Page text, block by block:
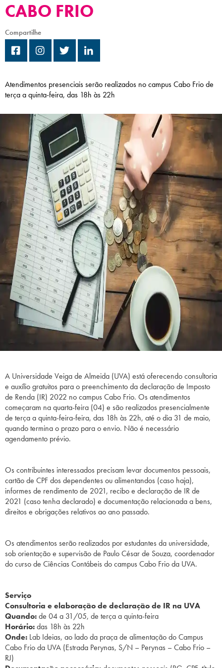
Campi/Unidades
Atendimento (21) 2574 8888
Conclua sua Matrícula
INSCREVA-SE SOLICITE INFORMAÇÕES
ÁREA DO ALUNO LOGIN
CABO FRIO
Compartilhe
Atendimentos presenciais serão realizados no campus Cabo Frio de
terça a quinta-feira, das 18h às 22h
A Universidade Veiga de Almeida (UVA) está oferecendo consultoria
e auxílio gratuitos para o preenchimento da declaração de Imposto
de Renda (IR) 2022 no campus Cabo Frio. Os atendimentos
começaram na quarta-feira (04) e são realizados presencialmente
de terça a quinta-feira-feira, das 18h às 22h, até o dia 31 de maio,
quando termina o prazo para o envio. Não é necessário
agendamento prévio.
Os contribuintes interessados precisam levar documentos pessoais,
cartão de CPF dos dependentes ou alimentandos (caso haja),
informes de rendimento de 2021, recibo e declaração de IR de
2021 (caso tenha declarado) e documentação relacionada a bens,
direitos e obrigações relativos ao ano passado.
Os atendimentos serão realizados por estudantes da universidade,
sob orientação e supervisão de Paulo César de Souza, coordenador
do curso de Ciências Contábeis do campus Cabo Frio da UVA.
Serviço
Consultoria e elaboração de declaração de IR na UVA
Quando:de 04 a 31/05, de terça a quinta-feira
Horário:das 18h às 22h
Onde: Lab Ideias, ao lado da praça de alimentação do Campus
Cabo Frio da UVA (Estrada Perynas, S/N – Perynas – Cabo Frio –
RJ)